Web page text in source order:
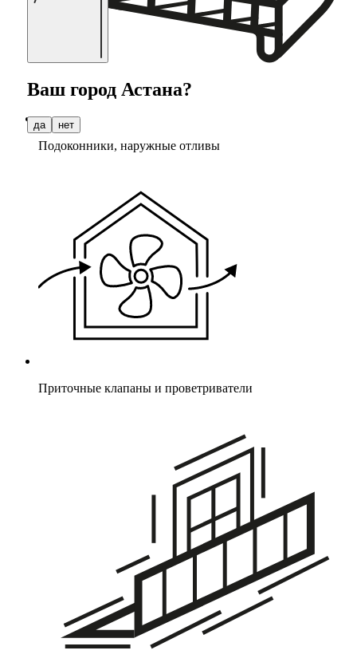
Подоконники, наружные отливы
Приточные клапаны и проветриватели
Ваш город Астана?
да нет